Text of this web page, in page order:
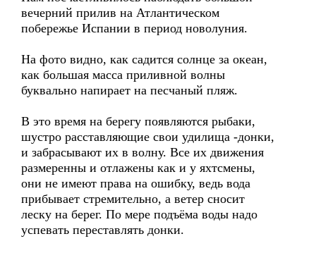
вечерний прилив на Атлантическом
побережье Испании в период новолуния.
На фото видно, как садится солнце за океан,
как большая масса приливной волны
буквально напирает на песчаный пляж.
В это время на берегу появляются рыбаки,
шустро расставляющие свои удилища -донки,
и забрасывают их в волну. Все их движения
размеренны и отлажены как и у яхтсмены,
они не имеют права на ошибку, ведь вода
прибывает стремительно, а ветер сносит
леску на берег. По мере подъёма воды надо
успевать переставлять донки.